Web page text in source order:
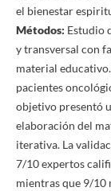
el bienestar
Métodos: Estudio
y transversal con
material
pacientes
objetivo presentó
elaboración del
iterativa. La
7/10 expertos
mientras que 9/10